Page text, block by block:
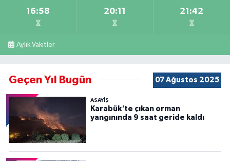
16:58 20:11 21:42
Aylık Vakitler
Geçen Yıl Bugün 07 Ağustos 2025
ASAYİŞ
Karabük'te çıkan orman
yangınında 9 saat geride kaldı